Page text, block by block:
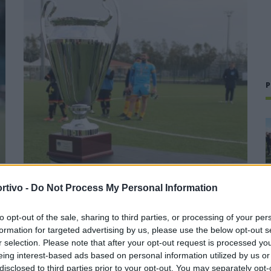
- Do Not Process My Personal Information
opt-out of the sale, sharing to third parties, or processing of your
for targeted advertising by us, please use the below opt-out
selection. Please note that after your opt-out request is processed
interest-based ads based on personal information utilized by us
to third parties prior to your opt-out. You may separately
Coppa Italia: gli accoppiamenti dei 16esimi di
finale con i derby a Cagliari, Sassari e
5 Ago 2026
Con il campionato di Promozione che avrà inizio domenica 13
settembre, il Comitato Regionale ufficializza anche le date